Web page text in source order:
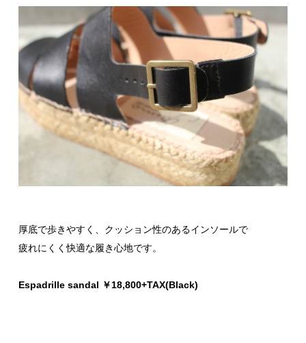
厚底で歩きやすく、クッション性のあるインソールで
疲れにくく快適な履き心地です。
Espadrille sandal ￥18,800+TAX(Black)